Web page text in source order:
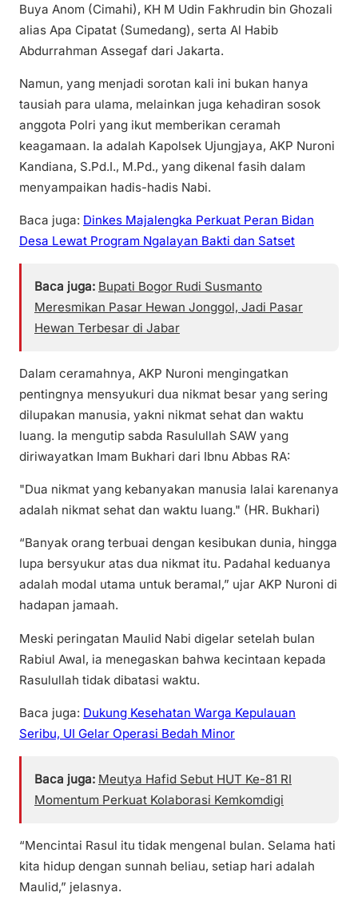
Buya Anom (Cimahi), KH M Udin Fakhrudin bin Ghozali
alias Apa Cipatat (Sumedang), serta Al Habib
Abdurrahman Assegaf dari Jakarta.
Namun, yang menjadi sorotan kali ini bukan hanya
tausiah para ulama, melainkan juga kehadiran sosok
anggota Polri yang ikut memberikan ceramah
keagamaan. Ia adalah Kapolsek Ujungjaya, AKP Nuroni
Kandiana, S.Pd.I., M.Pd., yang dikenal fasih dalam
menyampaikan hadis-hadis Nabi.
Baca juga: Dinkes Majalengka Perkuat Peran Bidan
Desa Lewat Program Ngalayan Bakti dan Satset
Baca juga: Bupati Bogor Rudi Susmanto
Meresmikan Pasar Hewan Jonggol, Jadi Pasar
Hewan Terbesar di Jabar
Dalam ceramahnya, AKP Nuroni mengingatkan
pentingnya mensyukuri dua nikmat besar yang sering
dilupakan manusia, yakni nikmat sehat dan waktu
luang. Ia mengutip sabda Rasulullah SAW yang
diriwayatkan Imam Bukhari dari Ibnu Abbas RA:
"Dua nikmat yang kebanyakan manusia lalai karenanya
adalah nikmat sehat dan waktu luang." (HR. Bukhari)
“Banyak orang terbuai dengan kesibukan dunia, hingga
lupa bersyukur atas dua nikmat itu. Padahal keduanya
adalah modal utama untuk beramal,” ujar AKP Nuroni di
hadapan jamaah.
Meski peringatan Maulid Nabi digelar setelah bulan
Rabiul Awal, ia menegaskan bahwa kecintaan kepada
Rasulullah tidak dibatasi waktu.
Baca juga: Dukung Kesehatan Warga Kepulauan
Seribu, UI Gelar Operasi Bedah Minor
Baca juga: Meutya Hafid Sebut HUT Ke-81 RI
Momentum Perkuat Kolaborasi Kemkomdigi
“Mencintai Rasul itu tidak mengenal bulan. Selama hati
kita hidup dengan sunnah beliau, setiap hari adalah
Maulid,” jelasnya.